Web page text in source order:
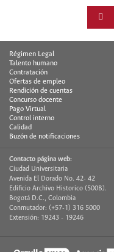
Régimen Legal
Talento humano
Contratación
Ofertas de empleo
Rendición de cuentas
Concurso docente
Pago Virtual
Control interno
Calidad
Buzón de notificaciones
Contacto página web:
Ciudad Universitaria
Avenida El Dorado No. 42- 42
Edificio Archivo Historico (500B).
Bogotá D.C., Colombia
Conmutador: (+57-1) 316 5000
Extensión: 19243 - 19246